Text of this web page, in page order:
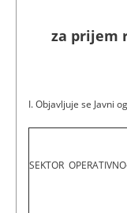
za prijem
I. Objavljuje se Javni
SEKTOR